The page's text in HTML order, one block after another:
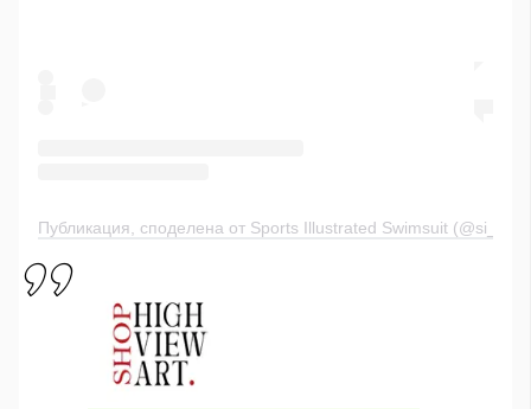
Публикация, споделена от Sports Illustrated Swimsuit